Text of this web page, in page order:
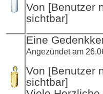
Von [Benutzer
sichtbar]
Eine
Angezündet am
Von [Benutzer
sichtbar]